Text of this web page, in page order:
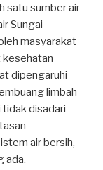
satu sumber air
Sungai
masyarakat
kesehatan
dipengaruhi
limbah
tidak disadari
air bersih,
ada.